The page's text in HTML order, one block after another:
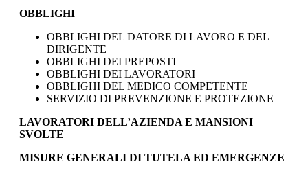
OBBLIGHI
OBBLIGHI DEL DATORE DI LAVORO E DEL
DIRIGENTE
OBBLIGHI DEI PREPOSTI
OBBLIGHI DEI LAVORATORI
OBBLIGHI DEL MEDICO COMPETENTE
SERVIZIO DI PREVENZIONE E PROTEZIONE
LAVORATORI DELL’AZIENDA E MANSIONI
SVOLTE
MISURE GENERALI DI TUTELA ED EMERGENZE